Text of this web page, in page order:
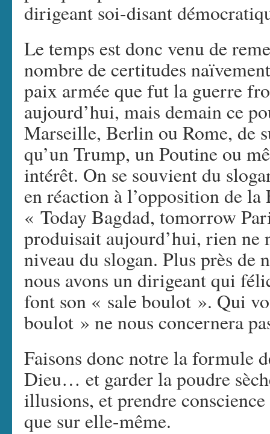
dirigeant soi-disant
Le temps est donc venu de
nombre de certitudes
paix armée que fut la guerre
aujourd’hui, mais demain ce
Marseille, Berlin ou Rome, de
qu’un Trump, un Poutine ou
intérêt. On se souvient du
en réaction à l’opposition de
« Today Bagdad, tomorrow
produisait aujourd’hui, rien ne
niveau du slogan. Plus près de
nous avons un dirigeant qui
font son « sale boulot ». Qui
boulot » ne nous concernera
Faisons donc notre la formule
Dieu… et garder la poudre
illusions, et prendre
que sur elle-même.